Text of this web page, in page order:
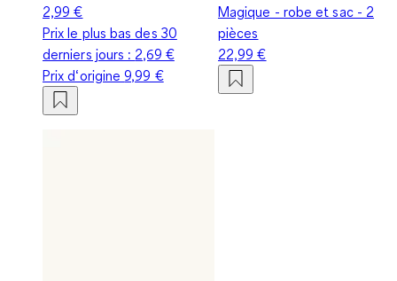
2,99 €
Prix le plus bas des 30
derniers jours : 2,69 €
Prix d‘origine9,99 €
Magique - robe et sac - 2
pièces
22,99 €